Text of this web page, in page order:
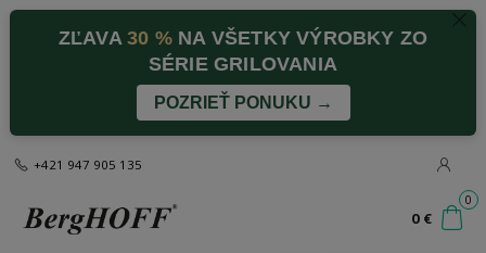
ZĽAVA30 %NA VŠETKY VÝROBKY ZO
SÉRIE GRILOVANIA
POZRIEŤ PONUKU →
+421 947 905 135
0
0 €